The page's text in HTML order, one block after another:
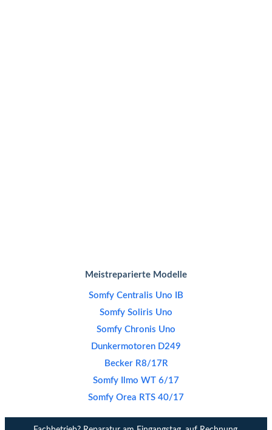
Meistreparierte Modelle
Somfy Centralis Uno IB
Somfy Soliris Uno
Somfy Chronis Uno
Dunkermotoren D249
Becker R8/17R
Somfy Ilmo WT 6/17
Somfy Orea RTS 40/17